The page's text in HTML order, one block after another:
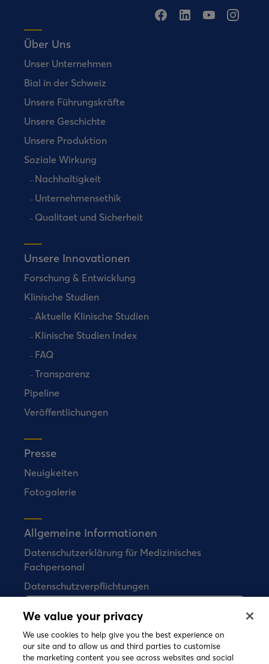
Über Uns
Unser Unternehmen
Bial in der Schweiz
Unsere Führungskräfte
Unsere Geschichte
Unsere Produktion
Soziale Wirkung
Nachhaltigkeit
Unternehmensethik
Qualitaet und Sicherheit
Unsere Innovationen
Forschung & Entwicklung
Klinische Studien
Aktuelle Klinische Studien
Klinische Studien Index
FAQ
Transparenz
Pipeline
Veröffentlichungen
Presse
Neuigkeiten
Fotogalerie
Allgemeine Informationen
Datenschutzerklärung für Medizinisches
Fachpersonal
Datenschutzverpflichtungen
Bial verkauft keine Arzneimittel direkt an
Verbraucher.
We value your privacy
We use cookies to help give you the best experience on
our site and to allow us and third parties to customise
the marketing content you see across websites and social